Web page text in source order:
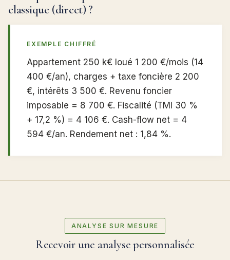
classique (direct) ?
EXEMPLE CHIFFRÉ
Appartement 250 k€ loué 1 200 €/mois (14
400 €/an), charges + taxe foncière 2 200
€, intérêts 3 500 €. Revenu foncier
imposable = 8 700 €. Fiscalité (TMI 30 %
+ 17,2 %) = 4 106 €. Cash-flow net = 4
594 €/an. Rendement net : 1,84 %.
ANALYSE SUR MESURE
Recevoir une analyse personnalisée